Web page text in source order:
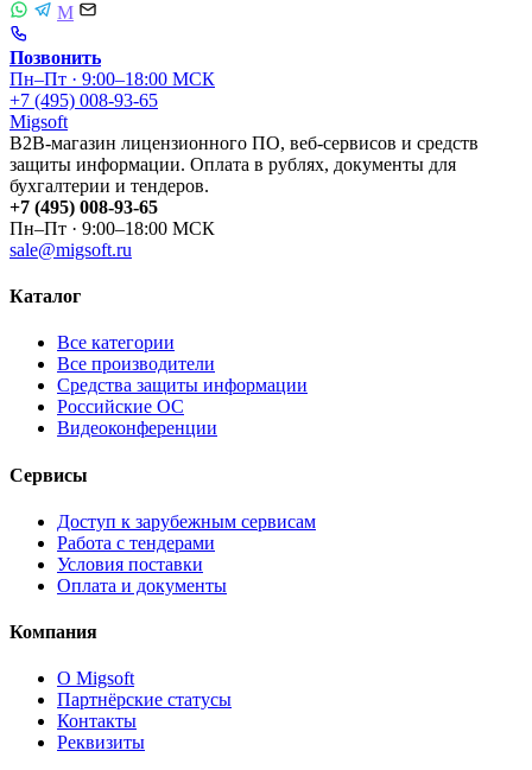
M
Позвонить
Пн–Пт · 9:00–18:00 МСК
+7 (495) 008-93-65
Migsoft
B2B-магазин лицензионного ПО, веб-сервисов и средств
защиты информации. Оплата в рублях, документы для
бухгалтерии и тендеров.
+7 (495) 008-93-65
Пн–Пт · 9:00–18:00 МСК
sale@migsoft.ru
Каталог
Все категории
Все производители
Средства защиты информации
Российские ОС
Видеоконференции
Сервисы
Доступ к зарубежным сервисам
Работа с тендерами
Условия поставки
Оплата и документы
Компания
О Migsoft
Партнёрские статусы
Контакты
Реквизиты